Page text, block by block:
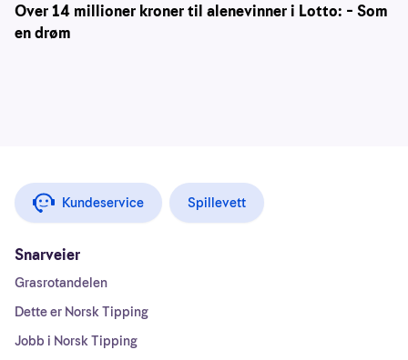
Over 14 millioner kroner til alenevinner i Lotto: – Som
en drøm
Kundeservice Spillevett
Snarveier
Grasrotandelen
Dette er Norsk Tipping
Jobb i Norsk Tipping